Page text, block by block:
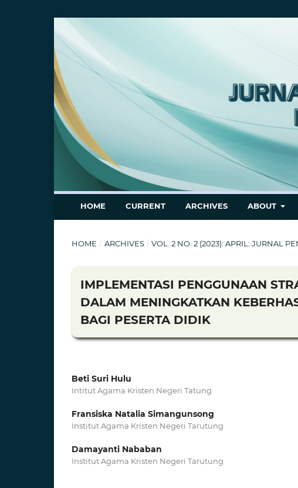
HOME CURRENT ARCHIVES ABOUT
HOME / ARCHIVES / VOL. 2 NO. 2 (2023): APRIL: JURNAL
IMPLEMENTASI PENGGUNAAN
DALAM MENINGKATKAN
BAGI PESERTA DIDIK
Beti Suri Hulu
Intitut Agama Kristen Negeri Tatung
Fransiska Natalia Simangunsong
Institut Agama Kristen Negeri Tarutung
Damayanti Nababan
Institut Agama Kristen Negeri Tarutung